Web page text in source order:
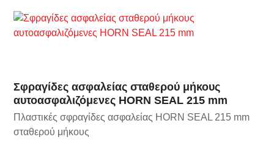
Σφραγίδες ασφαλείας σταθερού μήκους
αυτοασφαλιζόμενες HORN SEAL 215 mm
Πλαστικές σφραγίδες ασφαλείας HORN SEAL 215 mm
σταθερού μήκους